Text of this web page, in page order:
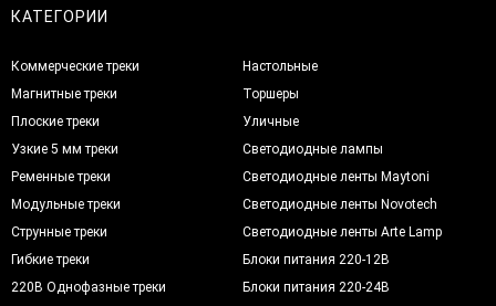
КАТЕГОРИИ
Коммерческие треки
Магнитные треки
Плоские треки
Узкие 5 мм треки
Ременные треки
Модульные треки
Струнные треки
Гибкие треки
220В Однофазные треки
Настольные
Торшеры
Уличные
Светодиодные лампы
Светодиодные ленты Maytoni
Светодиодные ленты Novotech
Светодиодные ленты Arte Lamp
Блоки питания 220-12В
Блоки питания 220-24В